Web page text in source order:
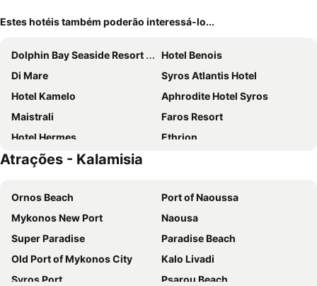
Estes hotéis também poderão interessá-lo...
Dolphin Bay Seaside Resort & Suites
Hotel Benois
Di Mare
Syros Atlantis Hotel
Hotel Kamelo
Aphrodite Hotel Syros
Maistrali
Faros Resort
Hotel Hermes
Ethrion
Diana
Atrações - Kalamisia
Ornos Beach
Port of Naoussa
Mykonos New Port
Naousa
Super Paradise
Paradise Beach
Old Port of Mykonos City
Kalo Livadi
Syros Port
Psarou Beach